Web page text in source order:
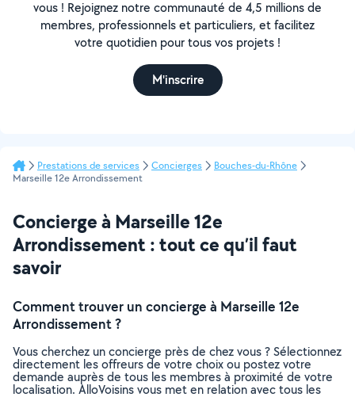
vous ! Rejoignez notre communauté de 4,5 millions de
membres, professionnels et particuliers, et facilitez
votre quotidien pour tous vos projets !
M'inscrire
Prestations de services Concierges
Bouches-du-Rhône
Marseille 12e Arrondissement
Concierge à Marseille 12e
Arrondissement : tout ce qu’il faut
savoir
Comment trouver un concierge à Marseille 12e
Arrondissement ?
Vous cherchez un concierge près de chez vous ? Sélectionnez
directement les offreurs de votre choix ou postez votre
demande auprès de tous les membres à proximité de votre
localisation. AlloVoisins vous met en relation avec tous les